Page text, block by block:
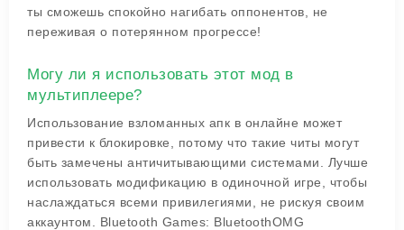
ты сможешь спокойно нагибать оппонентов, не
переживая о потерянном прогрессе!
Могу ли я использовать этот мод в
мультиплеере?
Использование взломанных апк в онлайне может
привести к блокировке, потому что такие читы могут
быть замечены античитывающими системами. Лучше
использовать модификацию в одиночной игре, чтобы
наслаждаться всеми привилегиями, не рискуя своим
аккаунтом. Bluetooth Games: BluetoothOMG